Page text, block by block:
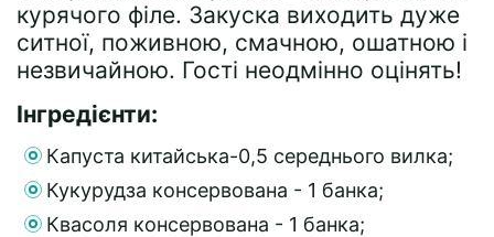
курячого філе. Закуска виходить дуже
ситної, поживною, смачною, ошатною і
незвичайною. Гості неодмінно оцінять!
Інгредієнти:
Капуста китайська-0,5 середнього вилка;
Кукурудза консервована - 1 банка;
Квасоля консервована - 1 банка;